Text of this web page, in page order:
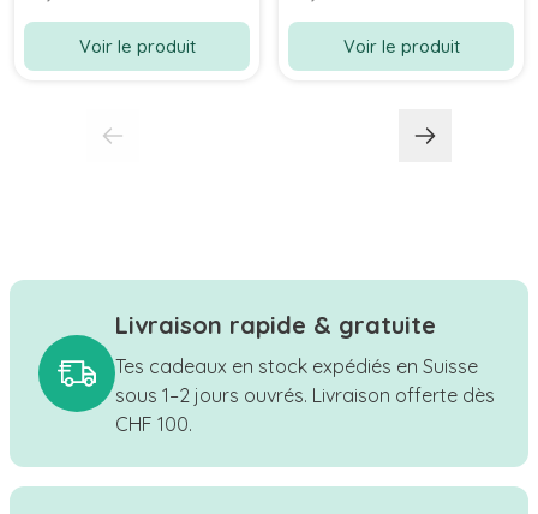
Voir le produit Voir le produit
Livraison rapide & gratuite
Tes cadeaux en stock expédiés en Suisse
sous 1–2 jours ouvrés. Livraison offerte dès
CHF 100.